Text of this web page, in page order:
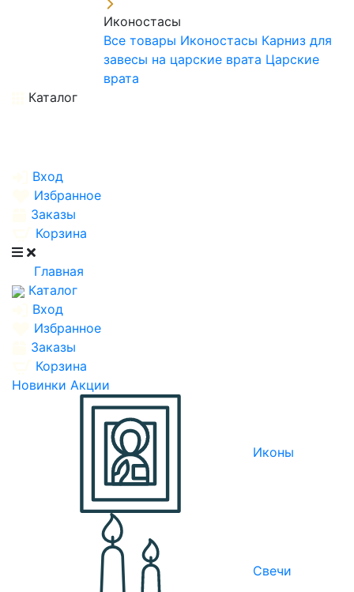
Иконостасы
Все товары Иконостасы Карниз для
завесы на царские врата Царские
врата
Каталог
Вход
Избранное
Заказы
Корзина
Главная
Каталог
Вход
Избранное
Заказы
Корзина
Новинки Акции
Иконы
Свечи